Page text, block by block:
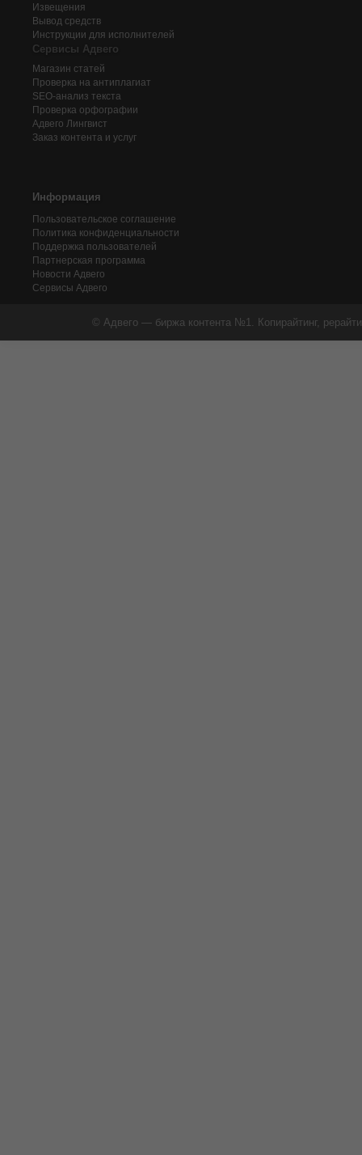
Извещения
Вывод средств
Инструкции для исполнителей
Сервисы Адвего
Магазин статей
Проверка на антиплагиат
SEO-анализ текста
Проверка орфографии
Адвего Лингвист
Заказ контента и услуг
Информация
Пользовательское соглашение
Политика конфиденциальности
Поддержка пользователей
Партнерская программа
Новости Адвего
Сервисы Адвего
© Адвего — биржа контента №1. Копирайтинг,